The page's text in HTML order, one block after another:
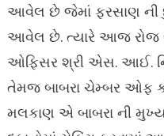
આવેલ છે જેમાં ફરસાણ ની
આવેલ છે. ત્યારે આજ રોજ
ઓફિસર શ્રી એસ. આઈ.
તેમજ બાબરા ચેમ્બર ઓફ
મલકાણ એ બાબરા ની